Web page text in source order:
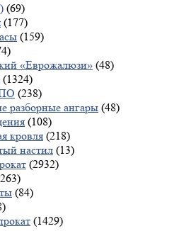
(69)
(177)
(159)
«Еврожалюзи» (48)
(1324)
(238)
разборные ангары (48)
(108)
кровля (218)
настил (13)
(2932)
(84)
(1429)